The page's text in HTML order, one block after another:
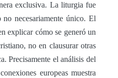
exclusiva. La liturgia fue
necesariamente único. El
explicar cómo se generó un
no en clausurar otras
Precisamente el análisis del
europeas muestra